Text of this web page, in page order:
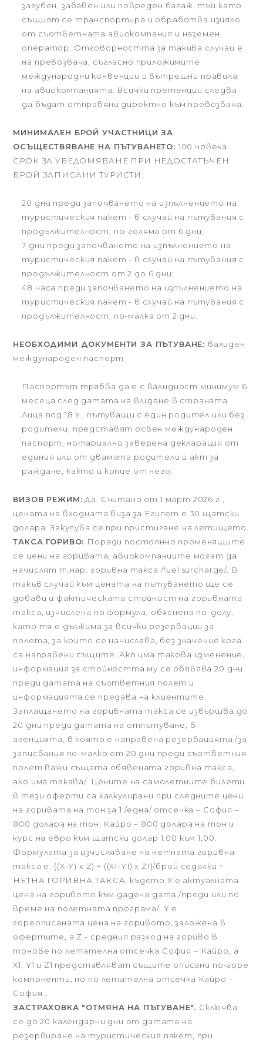
загубен, забавен или повреден багаж, тъй като
същият се транспортира и обработва изцяло
от съответната авиокомпания и наземен
оператор. Отговорността за такива случаи е
на превозвача, съгласно приложимите
международни конвенции и вътрешни правила
на авиокомпанията. Всички претенции следва
да бъдат отправяни директно към превозвача.
МИНИМАЛЕН БРОЙ УЧАСТНИЦИ ЗА
ОСЪЩЕСТВЯВАНЕ НА ПЪТУВАНЕТО: 100 човека.
СРОК ЗА УВЕДОМЯВАНЕ ПРИ НЕДОСТАТЪЧЕН
БРОЙ ЗАПИСАНИ ТУРИСТИ:
20 дни преди започването на изпълнението на
туристическия пакет - в случай на пътувания с
продължителност, по-голяма от 6 дни;
7 дни преди започването на изпълнението на
туристическия пакет - в случай на пътувания с
продължителност от 2 до 6 дни;
48 часа преди започването на изпълнението на
туристическия пакет - в случай на пътувания с
продължителност, по-малка от 2 дни.
НЕОБХОДИМИ ДОКУМЕНТИ ЗА ПЪТУВАНЕ: валиден
международен паспорт
Паспортът трябва да е с валидност минимум 6
месеца след датата на влизане в страната
Лица под 18 г., пътуващи с един родител или без
родители, представят освен международен
паспорт, нотариално заверена декларация от
единия или от двамата родители и акт за
раждане, както и копие от него.
ВИЗОВ РЕЖИМ: Да. Считано от 1 март 2026 г.,
цената на входната виза за Египет е 30 щатски
долара. Закупува се при пристигане на летището.
ТАКСА ГОРИВО: Поради постоянно променящите
се цени на горивата, авиокомпаниите могат да
начислят т.нар. горивна такса /fuel surcharge/. В
такъв случай към цената на пътуването ще се
добави и фактическата стойност на горивната
такса, изчислена по формула, обяснена по-долу,
като тя е дължима за всички резервации за
полета, за които се начислява, без значение кога
са направени същите. Ако има такова изменение,
информация за стойността му се обявява 20 дни
преди датата на съответния полет и
информацията се предава на клиентите.
Заплащането на горивната такса се извършва до
20 дни преди датата на отпътуване, в
агенцията, в която е направена резервацията /за
записвания по-малко от 20 дни преди съответния
полет важи същата обявената горивна такса,
ако има такава/. Цените на самолетните билети
в тези оферти са калкулирани при следните цени
на горивата на тон за 1 /една/ отсечка – София –
800 долара на тон, Кайро – 800 долара на тон и
курс на евро към щатски долар 1,00 към 1,00.
Формулата за изчисляване на нетната горивна
такса е: ((X-Y) x Z) + ((X1-Y1) x Z1)/брой седалки =
НЕТНА ГОРИВНА ТАКСА, където X е актуалната
цена на горивото към дадена дата /преди или по
време на полетната програма/, Y е
гореописаната цена на горивото, заложена в
офертите, а Z - средния разход на гориво в
тонове по летателна отсечка София – Кайро, а
X1, Y1 и Z1 представляват същите описани по-горе
компоненти, но по летателна отсечка Кайро -
София .
ЗАСТРАХОВКА "ОТМЯНА НА ПЪТУВАНЕ". Сключва
се до 20 календарни дни от датата на
резервиране на туристическия пакет, при